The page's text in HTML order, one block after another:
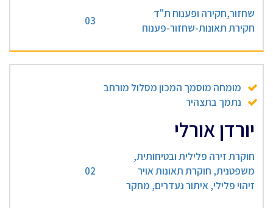
שחזור,חקירה ופענוח ת"ד
חקירת תאונות-שחזור-פענוח
03
מומחה מוסמך המכון מסלול מורחב
נתמך בתצהיר
יורדן אורלי
חוקרת זירה פלילית ובטיחותית,
משפטנית, חוקרת תאונות אויר
זיהוי פלילי, איתור נעדרים, מחקר
02